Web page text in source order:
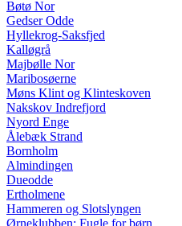
Bøtø Nor
Gedser Odde
Hyllekrog-Saksfjed
Kalløgrå
Majbølle Nor
Maribosøerne
Møns Klint og Klinteskoven
Nakskov Indrefjord
Nyord Enge
Ålebæk Strand
Bornholm
Almindingen
Dueodde
Ertholmene
Hammeren og Slotslyngen
Ørneklubben: Fugle for børn